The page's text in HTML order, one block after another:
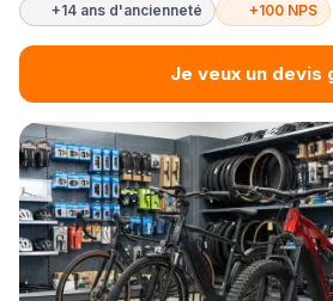
+14 ans d'ancienneté +100 NPS
Je veux un devis